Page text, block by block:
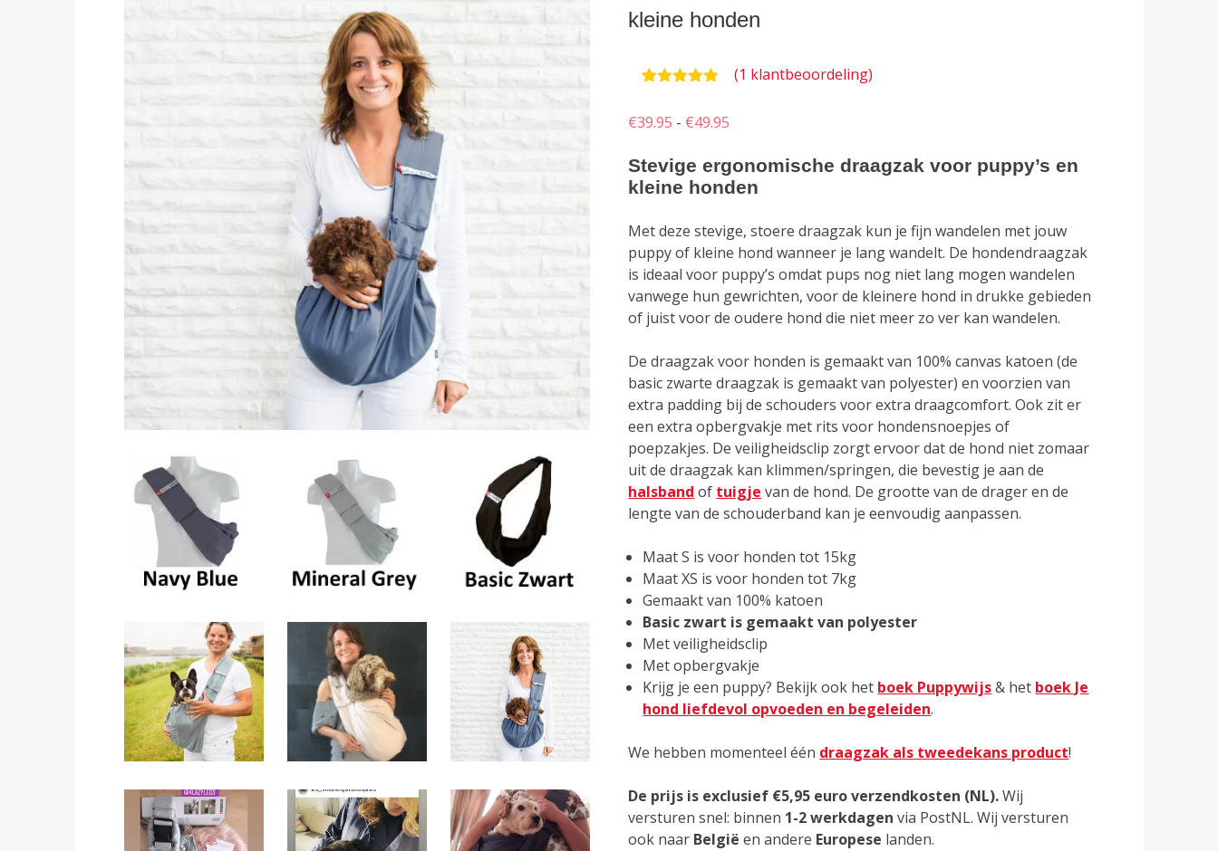
kleine honden
gebaseerd
(1 klantbeoordeling)
€39.95 - €49.95
tot
€49.95
Stevige ergonomische draagzak voor puppy’s en
kleine honden
Met deze stevige, stoere draagzak kun je fijn wandelen met jouw
puppy of kleine hond wanneer je lang wandelt. De hondendraagzak
is ideaal voor puppy’s omdat pups nog niet lang mogen wandelen
vanwege hun gewrichten, voor de kleinere hond in drukke gebieden
of juist voor de oudere hond die niet meer zo ver kan wandelen.
De draagzak voor honden is gemaakt van 100% canvas katoen (de
basic zwarte draagzak is gemaakt van polyester) en voorzien van
extra padding bij de schouders voor extra draagcomfort. Ook zit er
een extra opbergvakje met rits voor hondensnoepjes of
poepzakjes. De veiligheidsclip zorgt ervoor dat de hond niet zomaar
uit de draagzak kan klimmen/springen, die bevestig je aan de
halsband of tuigje van de hond. De grootte van de drager en de
lengte van de schouderband kan je eenvoudig aanpassen.
Maat S is voor honden tot 15kg
Maat XS is voor honden tot 7kg
Gemaakt van 100% katoen
Basic zwart is gemaakt van polyester
Met veiligheidsclip
Met opbergvakje
Krijg je een puppy? Bekijk ook het boek Puppywijs& het boek Je
hond liefdevol opvoeden en begeleiden.
We hebben momenteel één draagzak als tweedekans product!
De prijs is exclusief €5,95 euro verzendkosten (NL).Wij
versturen snel: binnen 1-2 werkdagen via PostNL. Wij versturen
ook naar België en andere Europese landen.